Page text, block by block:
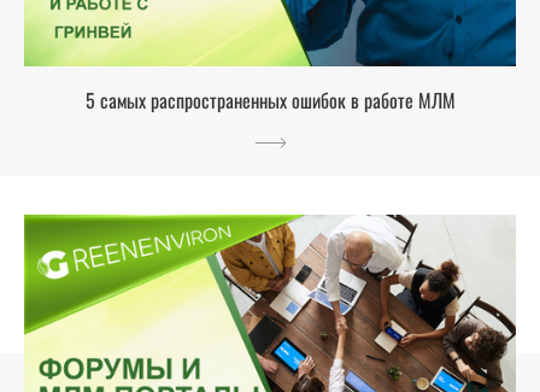
5 самых распространенных ошибок в работе МЛМ